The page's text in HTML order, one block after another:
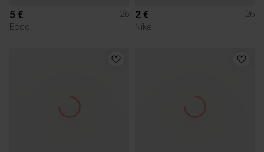
5 €
26
Ecco
2 €
26
Nike